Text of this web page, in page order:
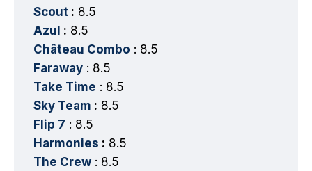
Scout : 8.5
Azul : 8.5
Château Combo : 8.5
Faraway : 8.5
Take Time : 8.5
Sky Team : 8.5
Flip 7 : 8.5
Harmonies : 8.5
The Crew : 8.5